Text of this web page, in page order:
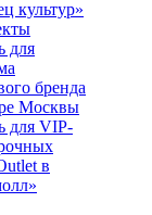
культур»
для
бренда
Москвы
для VIP-
в